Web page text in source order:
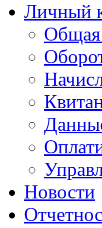
Личный
Новости